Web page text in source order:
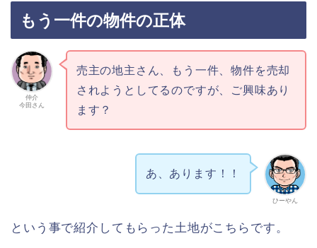
もう一件の物件の正体
仲介
今田さん
売主の地主さん、もう一件、物件を売却
されようとしてるのですが、ご興味あり
ます？
ひーやん
あ、あります！！
という事で紹介してもらった土地がこちらです。